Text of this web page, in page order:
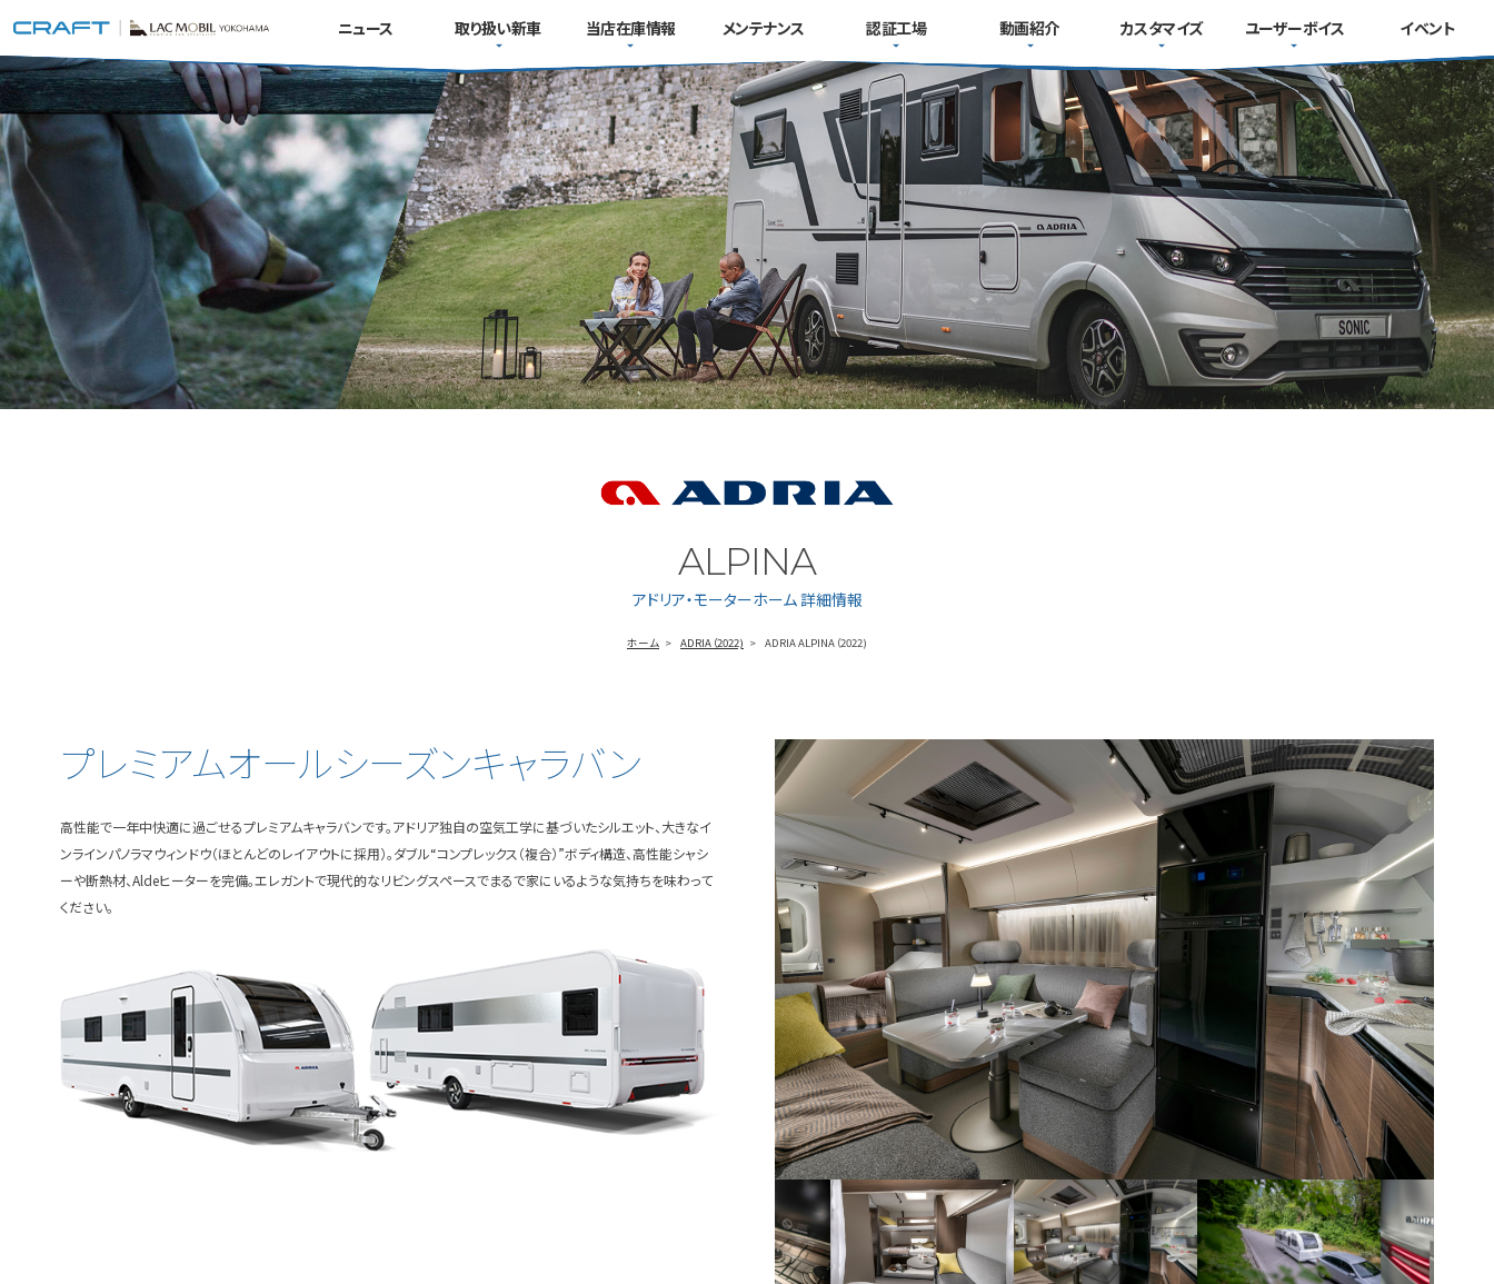
ニュース 取り扱い新車 当店在庫情報 メンテナンス 認証工場 動画紹介 カスタマイズ ユーザーボイス イベント
ALPINA
アドリア・モーターホーム 詳細情報
ホーム ADRIA（2022) ADRIA ALPINA（2022)
プレミアムオールシーズンキャラバン
高性能で一年中快適に過ごせるプレミアムキャラバンです。アドリア独自の空気工学に基づいたシルエット、大きなイ
ンラインパノラマウィンドウ（ほとんどのレイアウトに採用）。ダブル“コンプレックス（複合）”ボディ構造、高性能シャシ
ーや断熱材、Aldeヒーターを完備。エレガントで現代的なリビングスペースでまるで家にいるような気持ちを味わって
ください。